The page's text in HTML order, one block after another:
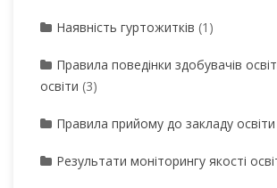
Наявність гуртожитків (1)
Правила поведінки здобувачів
освіти (3)
Правила прийому до закладу освіти
Результати моніторингу якості